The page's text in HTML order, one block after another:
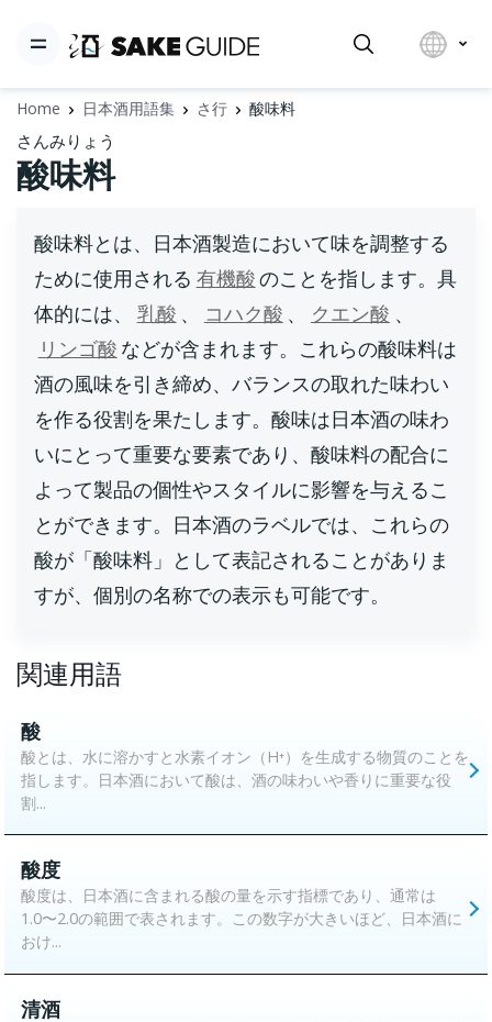
Home 日本酒用語集 さ行 酸味料
さんみりょう
酸味料
酸味料とは、日本酒製造において味を調整する
ために使用される 有機酸のことを指します。具
体的には、
乳酸 、 コハク酸 、 クエン酸 、
リンゴ酸 などが含まれます。これらの酸味料は
酒の風味を引き締め、バランスの取れた味わい
を作る役割を果たします。酸味は日本酒の味わ
いにとって重要な要素であり、酸味料の配合に
よって製品の個性やスタイルに影響を与えるこ
とができます。日本酒のラベルでは、これらの
酸が「酸味料」として表記されることがありま
すが、個別の名称での表示も可能です。
関連用語
酸
酸とは、水に溶かすと水素イオン（H⁺）を生成する物質のことを
指します。日本酒において酸は、酒の味わいや香りに重要な役
割...
酸度
酸度は、日本酒に含まれる酸の量を示す指標であり、通常は
1.0〜2.0の範囲で表されます。この数字が大きいほど、日本酒に
おけ...
清酒